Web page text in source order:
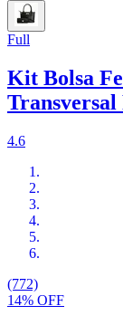
Full
Kit Bolsa
4.6
(772)
14% OFF